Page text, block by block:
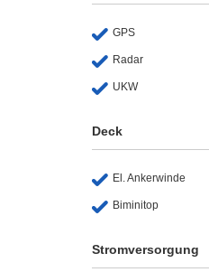
GPS
Radar
UKW
Deck
El. Ankerwinde
Biminitop
Stromversorgung